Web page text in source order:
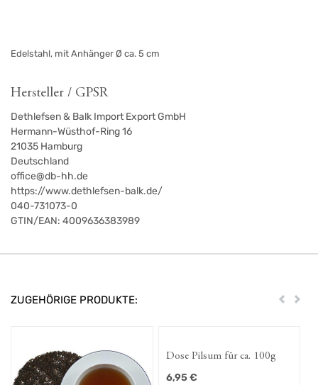
Edelstahl, mit Anhänger Ø ca. 5 cm
Hersteller / GPSR
Dethlefsen & Balk Import Export GmbH
Hermann-Wüsthof-Ring 16
21035 Hamburg
Deutschland
office@db-hh.de
https://www.dethlefsen-balk.de/
040-731073-0
GTIN/EAN: 4009636383989
ZUGEHÖRIGE PRODUKTE: Zurück
Dose Pilsum für ca. 100g
6,95€